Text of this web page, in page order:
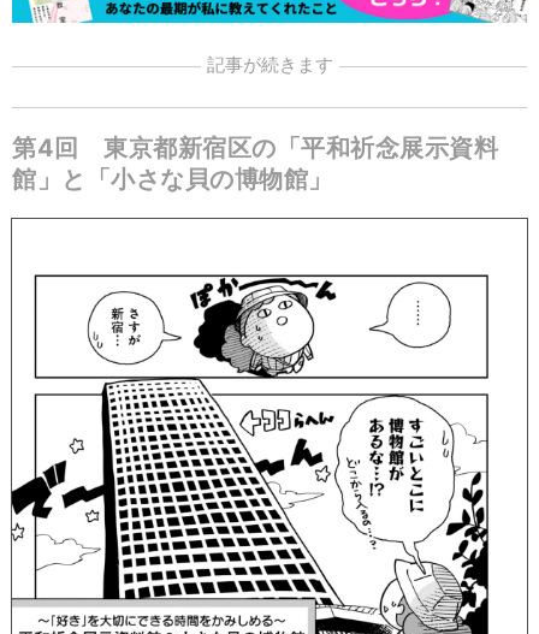
記事が続きます
第4回 東京都新宿区の「平和祈念展示資料
館」と「小さな貝の博物館」